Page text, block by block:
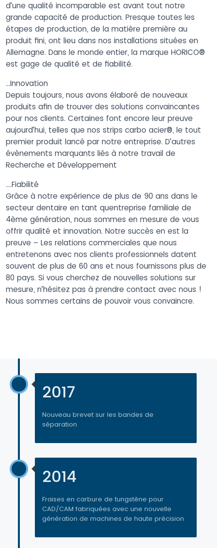
d’une qualité incomparable est avant tout notre
grande capacité de production. Presque toutes les
étapes de production, de la matière première au
produit fini, ont lieu dans nos installations situées en
Allemagne. Dans le monde entier, la marque HORICO®
est gage de qualité et de fiabilité.
…Innovation
Depuis toujours, nous avons élaboré de nouveaux
produits afin de trouver des solutions convaincantes
pour nos clients. Certaines font encore leur preuve
aujourd’hui, telles que nos strips carbo acier®, le tout
premier produit lancé par notre entreprise. D’autres
évènements marquants liés à notre travail de
Recherche et Développement
….Fiabilité
Grâce à notre expérience de plus de 90 ans dans le
secteur dentaire en tant quentreprise familiale de
4ème génération, nous sommes en mesure de vous
offrir qualité et innovation. Notre succès en est la
preuve – Les relations commerciales que nous
entretenons avec nos clients professionnels datent
souvent de plus de 60 ans et nous fournissons plus de
80 pays. Si vous cherchez de nouvelles solutions sur
mesure, n’hésitez pas à prendre contact avec nous !
Nous sommes certains de pouvoir vous convaincre.
2017
Nouveau brevet sur les bandes de
séparation
2014
Fraises en carbure de tungstène pour
CAD/CAM fabriquées avec une nouvelle
génération de machines de haute précision